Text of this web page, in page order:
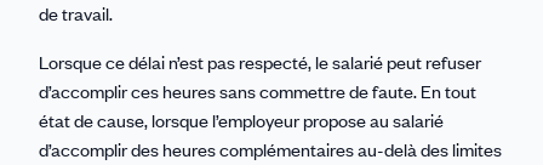
de travail.
Lorsque ce délai n’est pas respecté, le salarié peut refuser
d’accomplir ces heures sans commettre de faute. En tout
état de cause, lorsque l’employeur propose au salarié
d’accomplir des heures complémentaires au-delà des limites